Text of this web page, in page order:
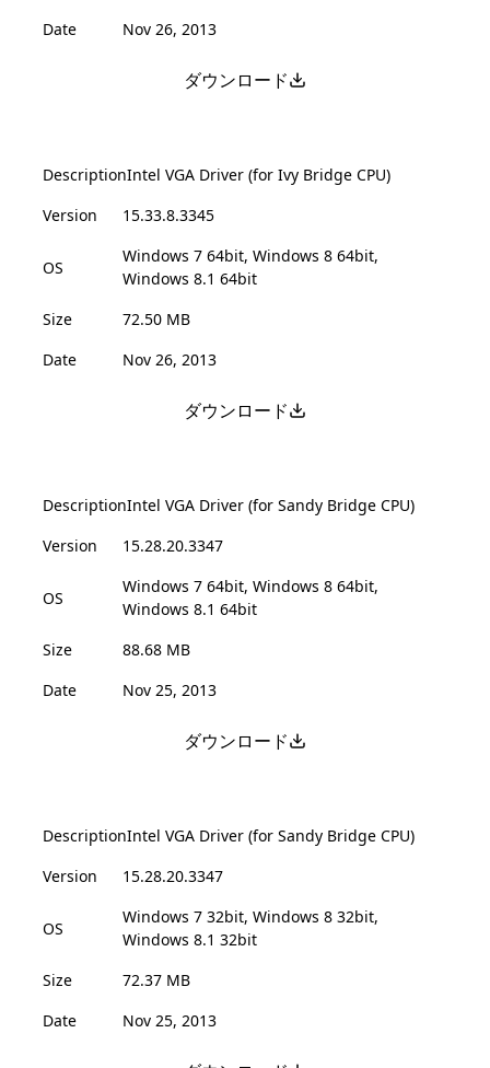
Date
Nov 26, 2013
ダウンロード
DescriptionIntel VGA Driver (for Ivy Bridge CPU)
Version
15.33.8.3345
OS
Windows 7 64bit, Windows 8 64bit,
Windows 8.1 64bit
Size
72.50 MB
Date
Nov 26, 2013
ダウンロード
DescriptionIntel VGA Driver (for Sandy Bridge CPU)
Version
15.28.20.3347
OS
Windows 7 64bit, Windows 8 64bit,
Windows 8.1 64bit
Size
88.68 MB
Date
Nov 25, 2013
ダウンロード
DescriptionIntel VGA Driver (for Sandy Bridge CPU)
Version
15.28.20.3347
OS
Windows 7 32bit, Windows 8 32bit,
Windows 8.1 32bit
Size
72.37 MB
Date
Nov 25, 2013